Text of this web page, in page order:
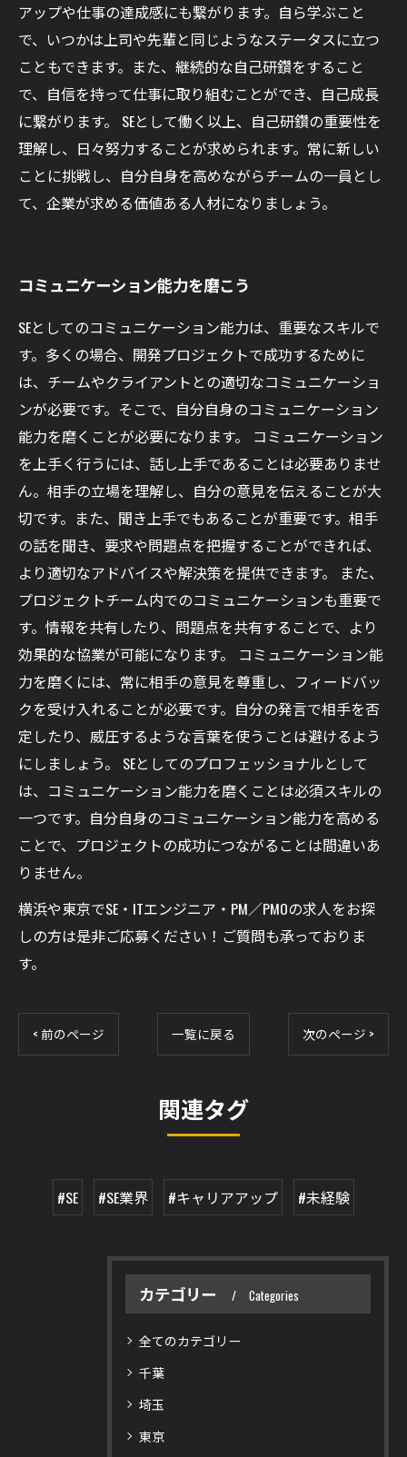
アップや仕事の達成感にも繋がります。自ら学ぶこと
で、いつかは上司や先輩と同じようなステータスに立つ
こともできます。また、継続的な自己研鑽をすること
で、自信を持って仕事に取り組むことができ、自己成長
に繋がります。 SEとして働く以上、自己研鑽の重要性を
理解し、日々努力することが求められます。常に新しい
ことに挑戦し、自分自身を高めながらチームの一員とし
て、企業が求める価値ある人材になりましょう。
コミュニケーション能力を磨こう
SEとしてのコミュニケーション能力は、重要なスキルで
す。多くの場合、開発プロジェクトで成功するために
は、チームやクライアントとの適切なコミュニケーショ
ンが必要です。そこで、自分自身のコミュニケーション
能力を磨くことが必要になります。 コミュニケーション
を上手く行うには、話し上手であることは必要ありませ
ん。相手の立場を理解し、自分の意見を伝えることが大
切です。また、聞き上手でもあることが重要です。相手
の話を聞き、要求や問題点を把握することができれば、
より適切なアドバイスや解決策を提供できます。 また、
プロジェクトチーム内でのコミュニケーションも重要で
す。情報を共有したり、問題点を共有することで、より
効果的な協業が可能になります。 コミュニケーション能
力を磨くには、常に相手の意見を尊重し、フィードバッ
クを受け入れることが必要です。自分の発言で相手を否
定したり、威圧するような言葉を使うことは避けるよう
にしましょう。 SEとしてのプロフェッショナルとして
は、コミュニケーション能力を磨くことは必須スキルの
一つです。自分自身のコミュニケーション能力を高める
ことで、プロジェクトの成功につながることは間違いあ
りません。
横浜や東京でSE・ITエンジニア・PM／PMOの求人をお探
しの方は是非ご応募ください！ご質問も承っておりま
す。
< 前のページ 一覧に戻る 次のページ >
関連タグ
#SE #SE業界 #キャリアアップ #未経験
カテゴリー Categories
全てのカテゴリー
千葉
埼玉
東京